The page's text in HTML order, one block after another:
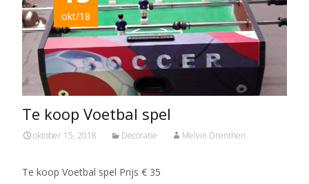
okt/18
Te koop Voetbal spel
oktober 15, 2018 Decoratie Melvin Drenthen
Te koop Voetbal spel Prijs € 35